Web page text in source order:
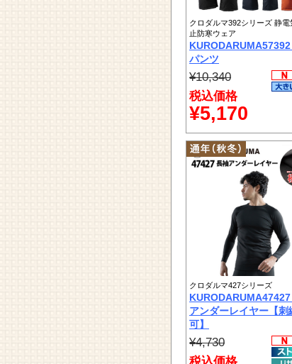
クロダルマ392シリーズ 静電
止防寒ウェア
パンツ
¥10,340
税込価格
¥5,170
クロダルマ427シリーズ
アンダーレイヤー【刺
可】
¥4,730